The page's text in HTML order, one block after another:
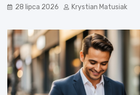
28 lipca 2026 Krystian Matusiak